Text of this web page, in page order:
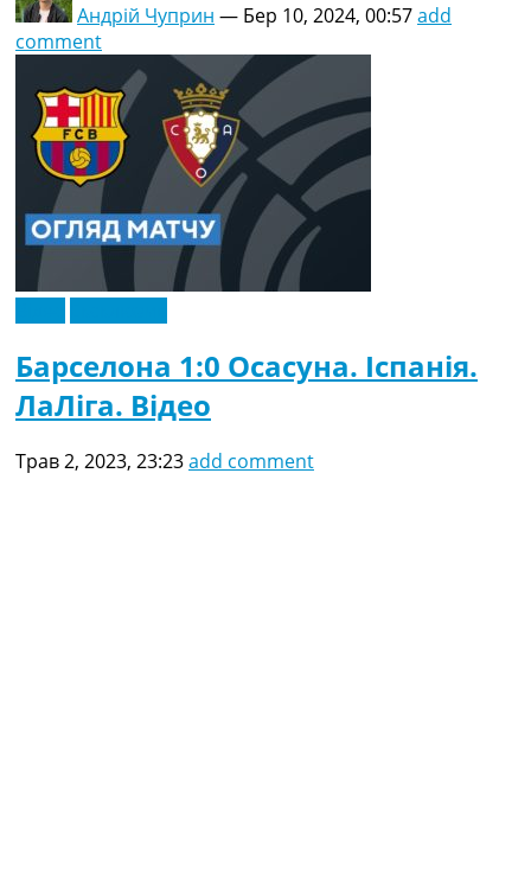
Андрій Чуприн — Бер 10, 2024, 00:57add
comment
Барселона 1:0 Осасуна. Іспанія.
ЛаЛіга. Відео
Трав 2, 2023, 23:23add comment